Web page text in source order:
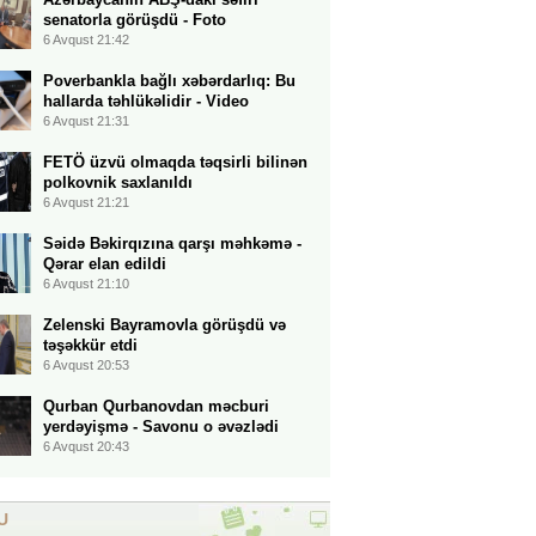
senatorla görüşdü - Foto
6 Avqust 21:42
Poverbankla bağlı xəbərdarlıq: Bu
hallarda təhlükəlidir - Video
6 Avqust 21:31
FETÖ üzvü olmaqda təqsirli bilinən
polkovnik saxlanıldı
6 Avqust 21:21
Səidə Bəkirqızına qarşı məhkəmə -
Qərar elan edildi
6 Avqust 21:10
Zelenski Bayramovla görüşdü və
təşəkkür etdi
6 Avqust 20:53
Qurban Qurbanovdan məcburi
yerdəyişmə - Savonu o əvəzlədi
6 Avqust 20:43